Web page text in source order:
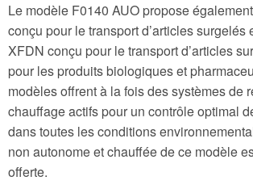
Le modèle F0140 AUO propose
conçu pour le transport d’articles surgelés
XFDN conçu pour le transport d’articles
pour les produits biologiques et
modèles offrent à la fois des systèmes de
chauffage actifs pour un contrôle optimal
dans toutes les conditions
non autonome et chauffée de ce modèle
offerte.